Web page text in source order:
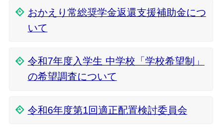
おかえり常総奨学金返還支援補助金につ
いて
令和7年度入学生 中学校「学校希望制」
の希望調査について
令和6年度第1回適正配置検討委員会